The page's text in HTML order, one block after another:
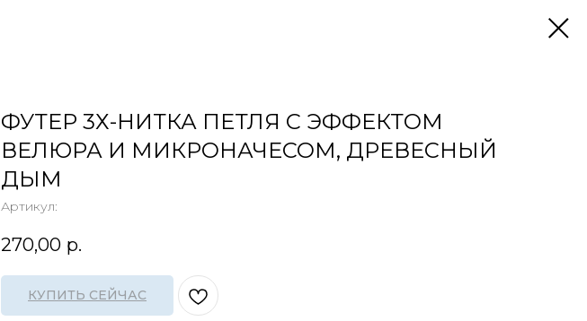
ФУТЕР 3Х-НИТКА ПЕТЛЯ С ЭФФЕКТОМ
ВЕЛЮРА И МИКРОНАЧЕСОМ, ДРЕВЕСНЫЙ
ДЫМ
Артикул:
270,00 р.
КУПИТЬ СЕЙЧАС